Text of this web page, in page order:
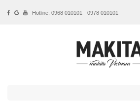
Hotline: 0968 010101 - 0978 010101